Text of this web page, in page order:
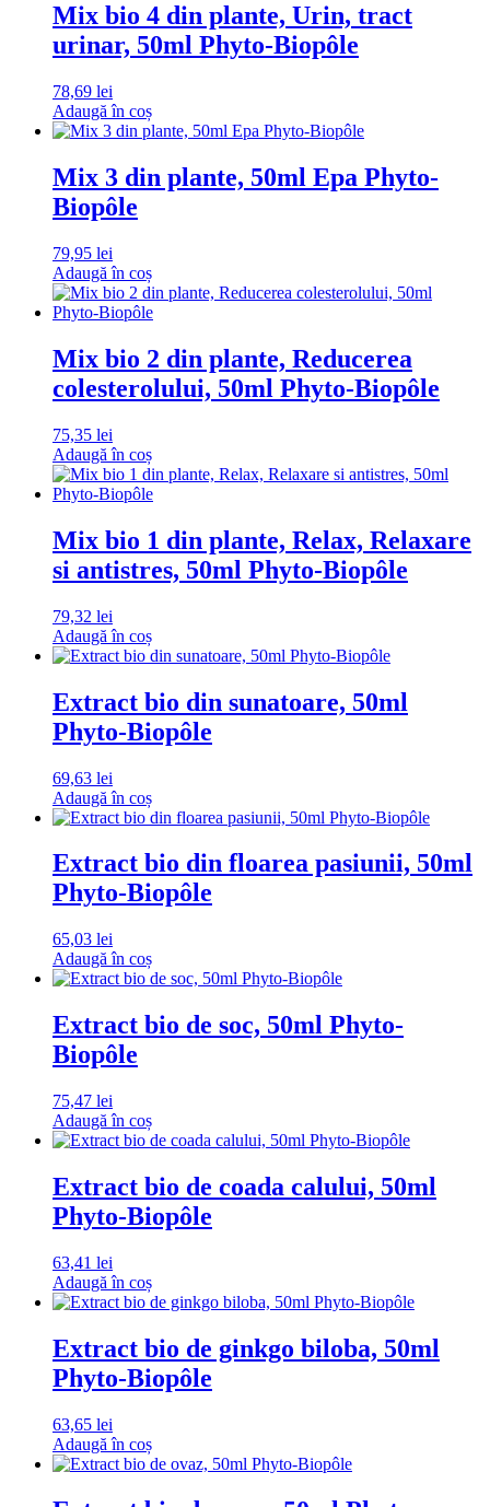
Mix bio 4 din plante, Urin, tract
urinar, 50ml Phyto-Biopôle
78,69 lei
Adaugă în coș
Mix 3 din plante, 50ml Epa Phyto-
Biopôle
79,95 lei
Adaugă în coș
Mix bio 2 din plante, Reducerea
colesterolului, 50ml Phyto-Biopôle
75,35 lei
Adaugă în coș
Mix bio 1 din plante, Relax, Relaxare
si antistres, 50ml Phyto-Biopôle
79,32 lei
Adaugă în coș
Extract bio din sunatoare, 50ml
Phyto-Biopôle
69,63 lei
Adaugă în coș
Extract bio din floarea pasiunii, 50ml
Phyto-Biopôle
65,03 lei
Adaugă în coș
Extract bio de soc, 50ml Phyto-
Biopôle
75,47 lei
Adaugă în coș
Extract bio de coada calului, 50ml
Phyto-Biopôle
63,41 lei
Adaugă în coș
Extract bio de ginkgo biloba, 50ml
Phyto-Biopôle
63,65 lei
Adaugă în coș